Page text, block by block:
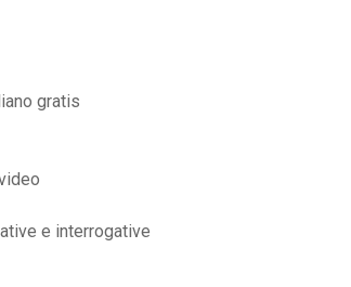
gratis
e interrogative